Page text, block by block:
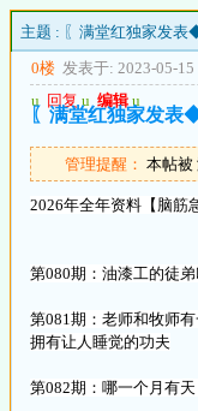
主题 : 〖满堂红独家发表
0楼 发表于: 2023-05-15
u 回复 u 编辑 u
〖满堂红独家发表
管理提醒： 本帖被
2026年全年资料【脑筋
第080期：油漆工的徒
第081期：老师和牧师
拥有让人睡觉的功夫
第082期：哪一个月有